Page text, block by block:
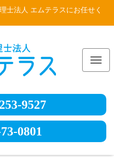
士法人 エムテラスにお任せく
9527
0801